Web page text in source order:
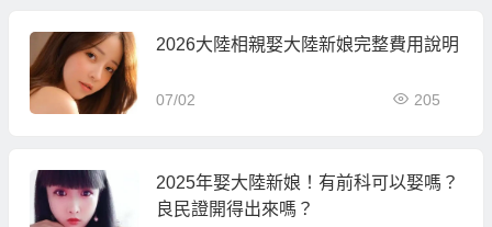
2026大陸相親娶大陸新娘完整費用說明
07/02 205
2025年娶大陸新娘！有前科可以娶嗎？
良民證開得出來嗎？